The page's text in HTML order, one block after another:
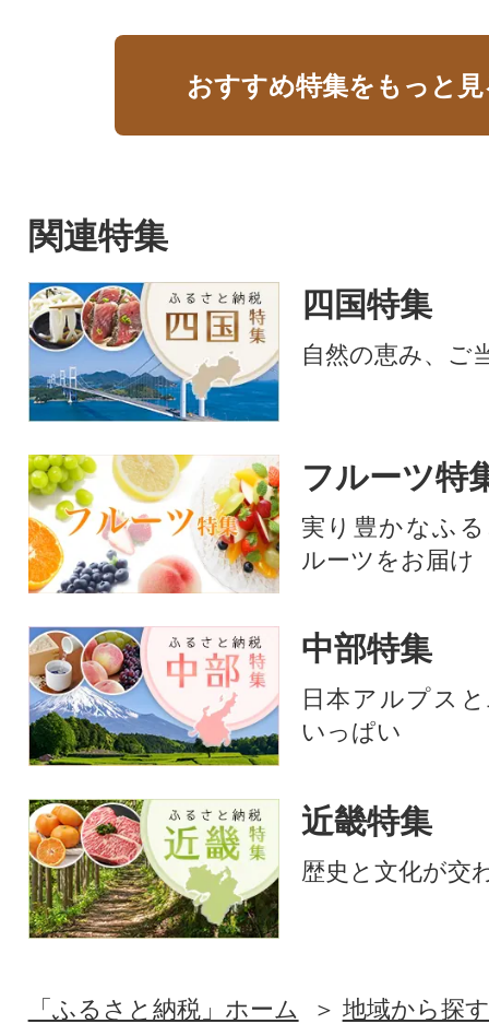
おすすめ特集をもっと
関連特集
四国特集
自然の恵み、ご
フルーツ特
実り豊かなふ
ルーツをお届け
中部特集
日本アルプス
いっぱい
近畿特集
歴史と文化が交
「ふるさと納税」ホーム
地域から探す